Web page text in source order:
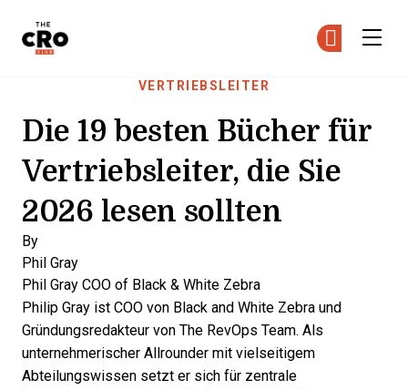
VERTRIEBSLEITER
Die 19 besten Bücher für
Vertriebsleiter, die Sie
2026 lesen sollten
By
Phil Gray
Phil Gray COO of Black & White Zebra
Philip Gray ist COO von Black and White Zebra und
Gründungsredakteur von The RevOps Team. Als
unternehmerischer Allrounder mit vielseitigem
Abteilungswissen setzt er sich für zentrale